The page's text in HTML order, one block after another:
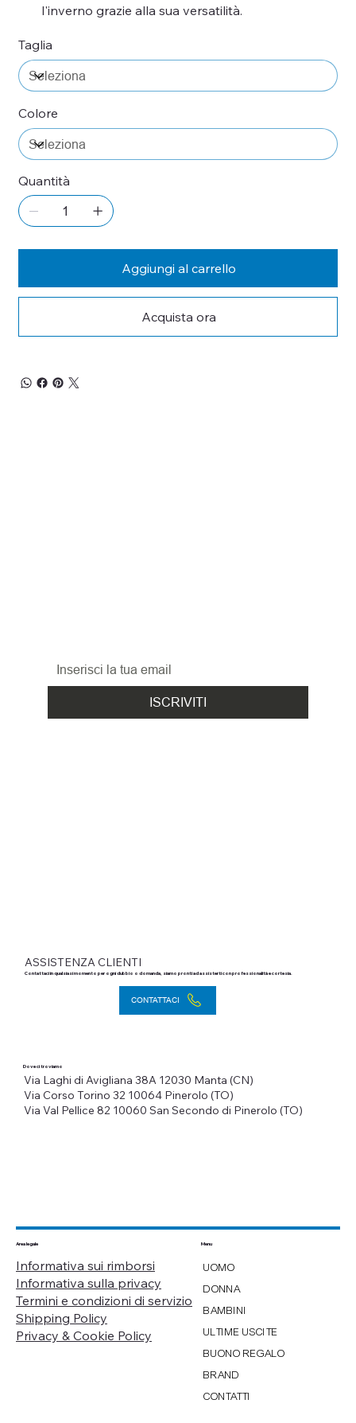
l'inverno grazie alla sua versatilità.
Taglia
Colore
Quantità
Aggiungi al carrello
Acquista ora
ISCRIVITI
Contattaci in qualsiasi momento per ogni dubbio o domanda, siamo pronti ad assisterti con professionalità e cortesia.
CONTATTACI
ASSISTENZA CLIENTI
Dove ci troviamo
Via Laghi di Avigliana 38A 12030 Manta (CN)
Via Val Pellice 82 10060 San Secondo di Pinerolo (TO)
Via Corso Torino 32 10064 Pinerolo (TO)
Area legale
Informativa sui rimborsi
Informativa sulla privacy
Termini e condizioni di servizio
Shipping Policy
Privacy & Cookie Policy
Menu
UOMO
DONNA
BAMBINI
ULTIME USCITE
BUONO REGALO
BRAND
CONTATTI